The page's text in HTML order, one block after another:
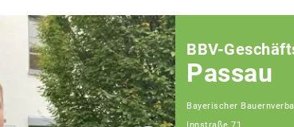
BBV-
Passau
Bayerischer
Innstraße 71